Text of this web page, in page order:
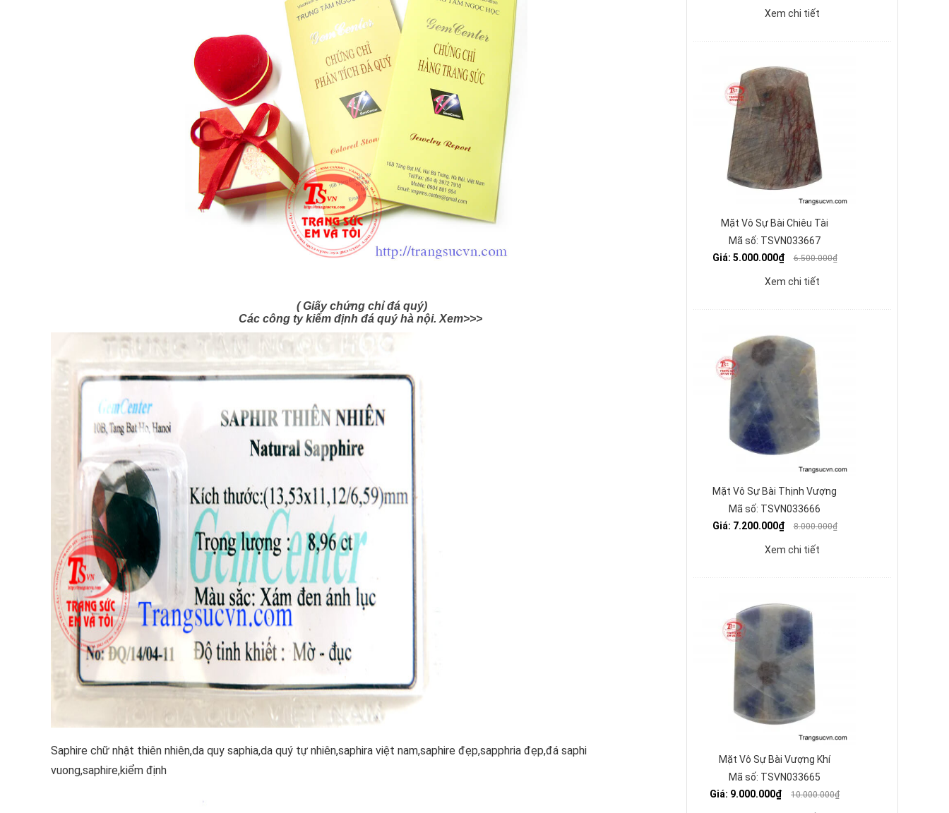
( Giấy chứng chỉ đá quý)
Các công ty kiểm định đá quý hà nội. Xem>>>
Saphire chữ nhật thiên nhiên,da quy saphia,da quý tự nhiên,saphira việt nam,saphire đẹp,sapphria đẹp,đá saphi
vuong,saphire,kiểm định
Xem chi tiết
Mặt Vô Sự Bài Chiêu Tài
Mã số: TSVN033667
Giá: 5.000.000₫
6.500.000₫
Xem chi tiết
Mặt Vô Sự Bài Thịnh Vượng
Mã số: TSVN033666
Giá: 7.200.000₫
8.000.000₫
Xem chi tiết
Mặt Vô Sự Bài Vượng Khí
Mã số: TSVN033665
Giá: 9.000.000₫
10.000.000₫